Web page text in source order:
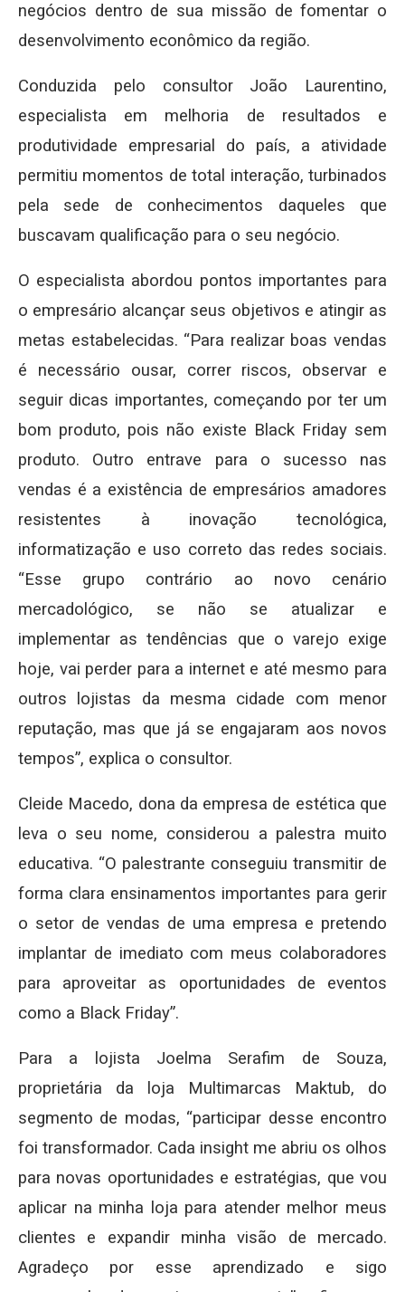
negócios dentro de sua missão de fomentar o
desenvolvimento econômico da região.
Conduzida pelo consultor João Laurentino,
especialista em melhoria de resultados e
produtividade empresarial do país, a atividade
permitiu momentos de total interação, turbinados
pela sede de conhecimentos daqueles que
buscavam qualificação para o seu negócio.
O especialista abordou pontos importantes para
o empresário alcançar seus objetivos e atingir as
metas estabelecidas. “Para realizar boas vendas
é necessário ousar, correr riscos, observar e
seguir dicas importantes, começando por ter um
bom produto, pois não existe Black Friday sem
produto. Outro entrave para o sucesso nas
vendas é a existência de empresários amadores
resistentes à inovação tecnológica,
informatização e uso correto das redes sociais.
“Esse grupo contrário ao novo cenário
mercadológico, se não se atualizar e
implementar as tendências que o varejo exige
hoje, vai perder para a internet e até mesmo para
outros lojistas da mesma cidade com menor
reputação, mas que já se engajaram aos novos
tempos”, explica o consultor.
Cleide Macedo, dona da empresa de estética que
leva o seu nome, considerou a palestra muito
educativa. “O palestrante conseguiu transmitir de
forma clara ensinamentos importantes para gerir
o setor de vendas de uma empresa e pretendo
implantar de imediato com meus colaboradores
para aproveitar as oportunidades de eventos
como a Black Friday”.
Para a lojista Joelma Serafim de Souza,
proprietária da loja Multimarcas Maktub, do
segmento de modas, “participar desse encontro
foi transformador. Cada insight me abriu os olhos
para novas oportunidades e estratégias, que vou
aplicar na minha loja para atender melhor meus
clientes e expandir minha visão de mercado.
Agradeço por esse aprendizado e sigo